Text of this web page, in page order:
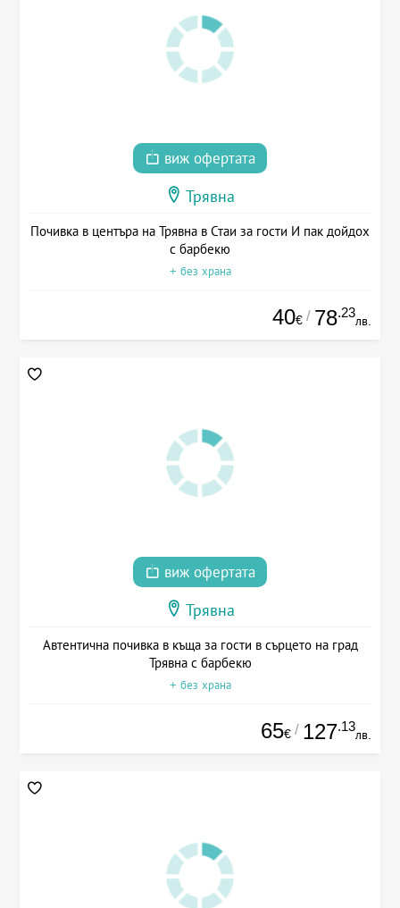
виж офертата
Трявна
Почивка в центъра на Трявна в Стаи за гости И пак дойдох
с барбекю
+ без храна
40€ / 78.23
лв.
виж офертата
Трявна
Автентична почивка в къща за гости в сърцето на град
Трявна с барбекю
+ без храна
65€ / 127.13
лв.